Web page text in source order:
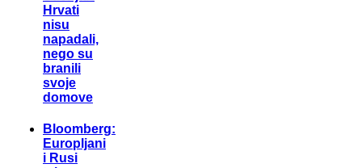
Hrvati
nisu
napadali,
nego su
branili
svoje
domove
Bloomberg:
Europljani
i Rusi